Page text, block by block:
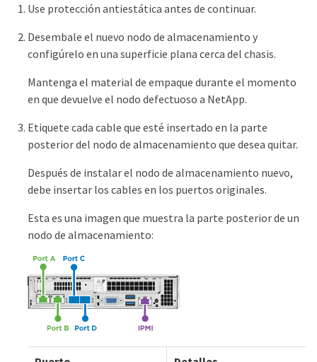
Use protección antiestática antes de continuar.
Desembale el nuevo nodo de almacenamiento y
configúrelo en una superficie plana cerca del chasis.
Mantenga el material de empaque durante el momento
en que devuelve el nodo defectuoso a NetApp.
Etiquete cada cable que esté insertado en la parte
posterior del nodo de almacenamiento que desea quitar.
Después de instalar el nodo de almacenamiento nuevo,
debe insertar los cables en los puertos originales.
Esta es una imagen que muestra la parte posterior de un
nodo de almacenamiento: